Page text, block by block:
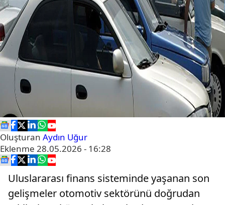
Oluşturan Aydın Uğur
Eklenme 28.05.2026 - 16:28
Uluslararası finans sisteminde yaşanan son
gelişmeler otomotiv sektörünü doğrudan